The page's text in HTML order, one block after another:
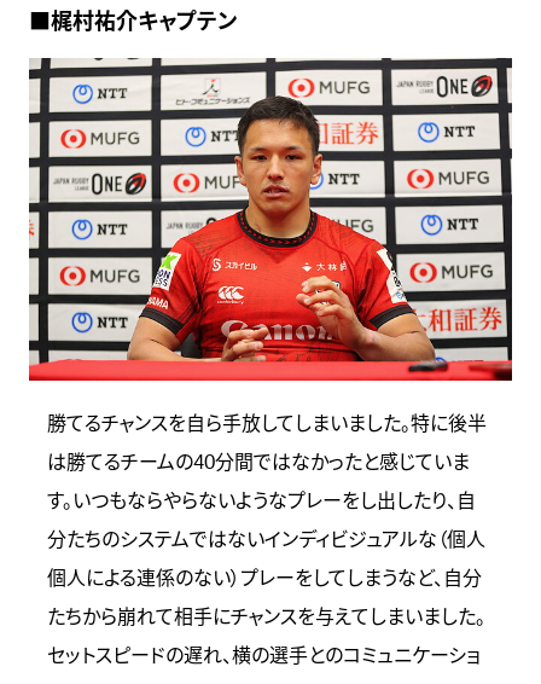
■梶村祐介キャプテン
勝てるチャンスを自ら手放してしまいました。特に後半
は勝てるチームの40分間ではなかったと感じていま
す。いつもならやらないようなプレーをし出したり、自
分たちのシステムではないインディビジュアルな（個人
個人による連係のない）プレーをしてしまうなど、自分
たちから崩れて相手にチャンスを与えてしまいました。
セットスピードの遅れ、横の選手とのコミュニケーショ